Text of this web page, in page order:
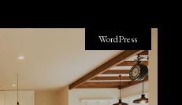
WordPress